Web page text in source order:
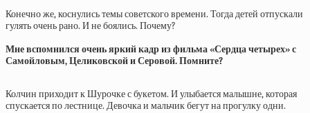
Конечно же, коснулись темы советского времени. Тогда детей отпускали
гулять очень рано. И не боялись. Почему?
Мне вспомнился очень яркий кадр из фильма «Сердца четырех» с
Самойловым, Целиковской и Серовой. Помните?
Колчин приходит к Шурочке с букетом. И улыбается малышне, которая
спускается по лестнице. Девочка и мальчик бегут на прогулку одни.